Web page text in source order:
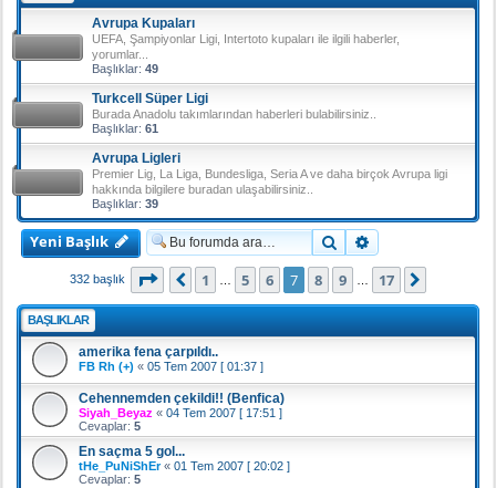
Avrupa Kupaları
UEFA, Şampiyonlar Ligi, Intertoto kupaları ile ilgili haberler,
yorumlar...
Başlıklar: 49
Turkcell Süper Ligi
Burada Anadolu takımlarından haberleri bulabilirsiniz..
Başlıklar: 61
Avrupa Ligleri
Premier Lig, La Liga, Bundesliga, Seria A ve daha birçok Avrupa ligi
hakkında bilgilere buradan ulaşabilirsiniz..
Başlıklar: 39
Yeni Başlık Ara
332 başlık . sayfa (Toplam 17sayfa)
Önceki
1 5 6 7 8 9 17
BAŞLIKLAR
amerika fena çarpıldı..
FB Rh (+) « 05 Tem 2007 [ 01:37 ]
Cehennemden çekildi!! (Benfica)
Siyah_Beyaz « 04 Tem 2007 [ 17:51 ]
Cevaplar: 5
En saçma 5 gol...
tHe_PuNiShEr« 01 Tem 2007 [ 20:02 ]
Cevaplar: 5